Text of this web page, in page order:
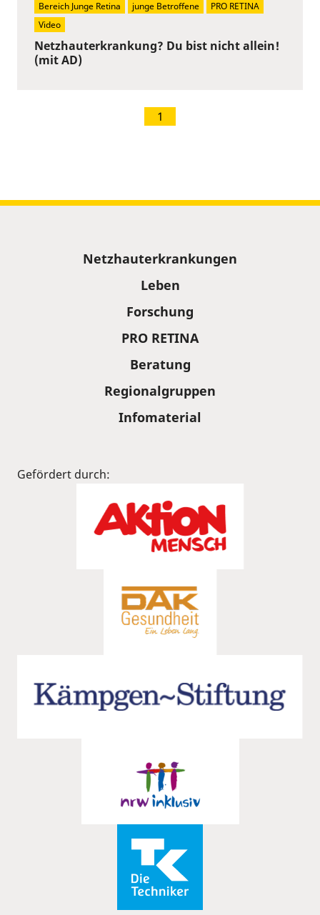
Netzhauterkrankung? Du bist nicht allein!
(mit AD)
Bereich Junge Retina junge Betroffene
PRO RETINA
Video
1
Netzhauterkrankungen
Leben
Forschung
PRO RETINA
Beratung
Regionalgruppen
Infomaterial
Gefördert durch: